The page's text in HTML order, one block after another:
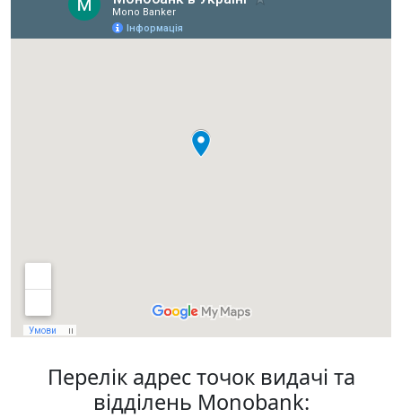
Перелік адрес точок видачі та
відділень Monobank: